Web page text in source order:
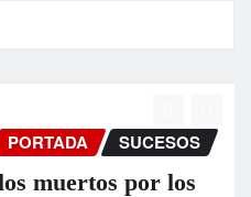
SUCESOS
por los